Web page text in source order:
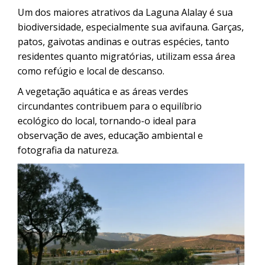
Um dos maiores atrativos da Laguna Alalay é sua
biodiversidade, especialmente sua avifauna. Garças,
patos, gaivotas andinas e outras espécies, tanto
residentes quanto migratórias, utilizam essa área
como refúgio e local de descanso.
A vegetação aquática e as áreas verdes
circundantes contribuem para o equilíbrio
ecológico do local, tornando-o ideal para
observação de aves, educação ambiental e
fotografia da natureza.